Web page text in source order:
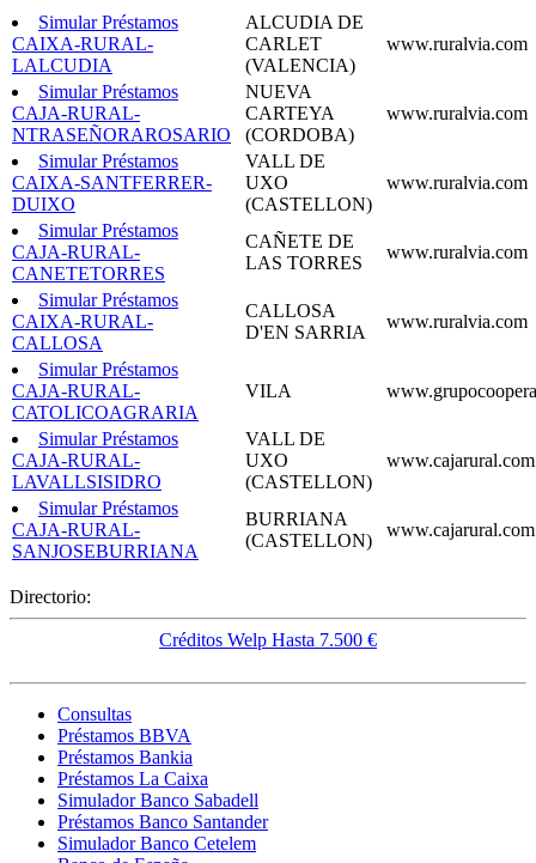
Simular Préstamos
CAIXA-RURAL-
LALCUDIA
ALCUDIA DE
CARLET
(VALENCIA)
www.ruralvia.com
Simular Préstamos
CAJA-RURAL-
NTRASEÑORAROSARIO
NUEVA
CARTEYA
(CORDOBA)
www.ruralvia.com
Simular Préstamos
CAIXA-SANTFERRER-
DUIXO
VALL DE
UXO
(CASTELLON)
www.ruralvia.com
Simular Préstamos
CAJA-RURAL-
CANETETORRES
CAÑETE DE
LAS TORRES
www.ruralvia.com
Simular Préstamos
CAIXA-RURAL-
CALLOSA
CALLOSA
D'EN SARRIA
www.ruralvia.com
Simular Préstamos
CAJA-RURAL-
CATOLICOAGRARIA
VILA
Simular Préstamos
CAJA-RURAL-
LAVALLSISIDRO
VALL DE
UXO
(CASTELLON)
www.cajarural.com
Simular Préstamos
CAJA-RURAL-
SANJOSEBURRIANA
BURRIANA
(CASTELLON)
www.cajarural.com
Directorio:
Créditos Welp Hasta 7.500 €
Consultas
Préstamos BBVA
Préstamos Bankia
Préstamos La Caixa
Simulador Banco Sabadell
Préstamos Banco Santander
Simulador Banco Cetelem